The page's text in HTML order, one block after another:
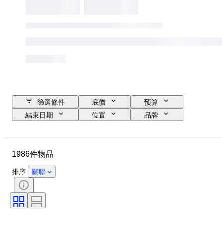
篩選條件 底價
预算
結束日期
位置
品牌
簽名
包括配件
1986件物品
排序 關聯